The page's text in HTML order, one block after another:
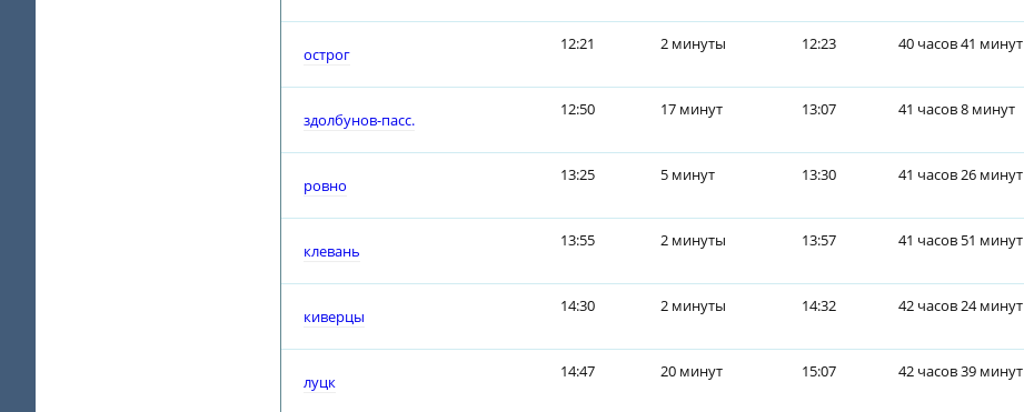
острог
12:21 2 минуты 12:23 40 часов 41 минут
здолбунов-пасс.
12:50 17 минут 13:07 41 часов 8 минут
ровно
13:25 5 минут 13:30 41 часов 26 минут
клевань
13:55 2 минуты 13:57 41 часов 51 минут
киверцы
14:30 2 минуты 14:32 42 часов 24 минут
луцк
14:47 20 минут 15:07 42 часов 39 минут